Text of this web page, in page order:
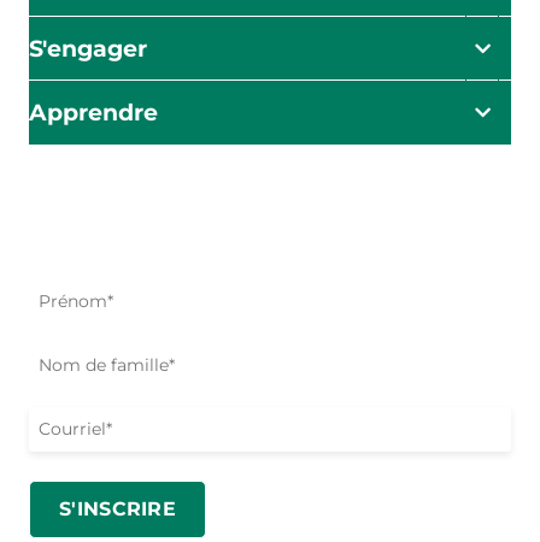
S'engager
Apprendre